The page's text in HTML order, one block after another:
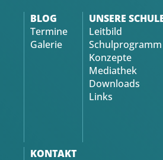
BLOG
Termine
Galerie
UNSERE
Leitbild
Schulprogramm
Konzepte
Mediathek
Downloads
Links
KONTAKT